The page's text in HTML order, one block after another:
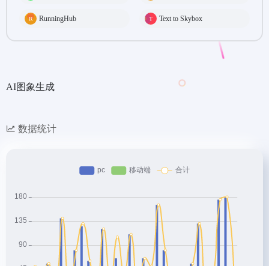
RunningHub Text to Skybox
AI图象生成
数据统计